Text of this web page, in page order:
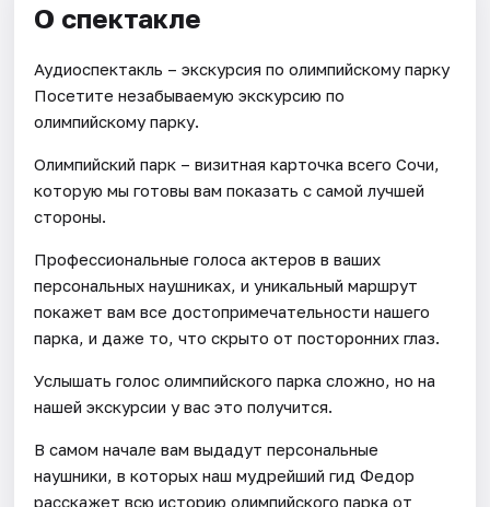
О спектакле
Аудиоспектакль – экскурсия по олимпийскому парку
Посетите незабываемую экскурсию по
олимпийскому парку.
Олимпийский парк – визитная карточка всего Сочи,
которую мы готовы вам показать с самой лучшей
стороны.
Профессиональные голоса актеров в ваших
персональных наушниках, и уникальный маршрут
покажет вам все достопримечательности нашего
парка, и даже то, что скрыто от посторонних глаз.
Услышать голос олимпийского парка сложно, но на
нашей экскурсии у вас это получится.
В самом начале вам выдадут персональные
наушники, в которых наш мудрейший гид Федор
расскажет всю историю олимпийского парка от